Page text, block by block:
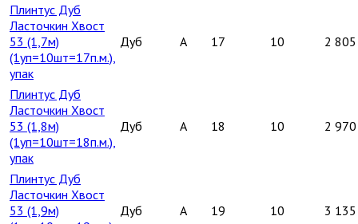
Плинтус Дуб
Ласточкин Хвост
53 (1,7м)
(1уп=10шт=17п.м.),
упак
Дуб A 17 10 2 805
Плинтус Дуб
Ласточкин Хвост
53 (1,8м)
(1уп=10шт=18п.м.),
упак
Дуб A 18 10 2 970
Плинтус Дуб
Ласточкин Хвост
53 (1,9м)
Дуб A 19 10 3 135